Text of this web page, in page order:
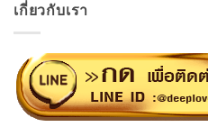
เกี่ยวกับเรา